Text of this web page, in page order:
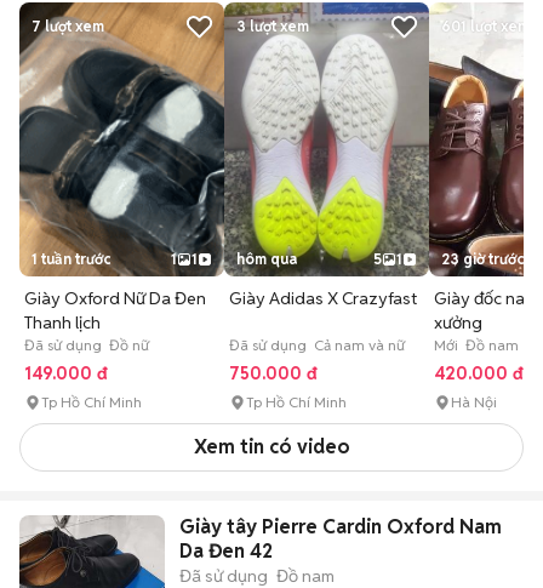
7lượt xem
1 tuần trước 1 1
Giày Oxford Nữ Da Đen
Thanh lịch
Đã sử dụng Đồ nữ
149.000 đ
Tp Hồ Chí Minh
3lượt xem
hôm qua 5 1
Giày Adidas X Crazyfast
Đã sử dụng Cả nam và nữ
750.000 đ
Tp Hồ Chí Minh
601 lượt xem
23 giờ trước
Giày đốc
xưởng
Mới Đồ nam
420.000 đ
Hà Nội
Xem tin có video
Giày tây Pierre Cardin Oxford Nam
Da Đen 42
Đã sử dụng Đồ nam